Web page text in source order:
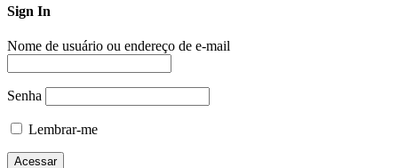
Sign In
Nome de usuário ou endereço de e-mail
Senha
Lembrar-me